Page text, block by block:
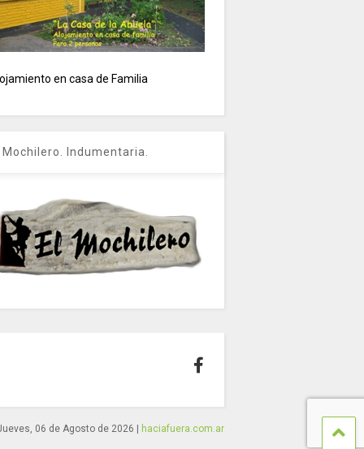
en casa de Familia
Mochilero. Indumentaria.
06 de Agosto de 2026 haciafuera.com.ar